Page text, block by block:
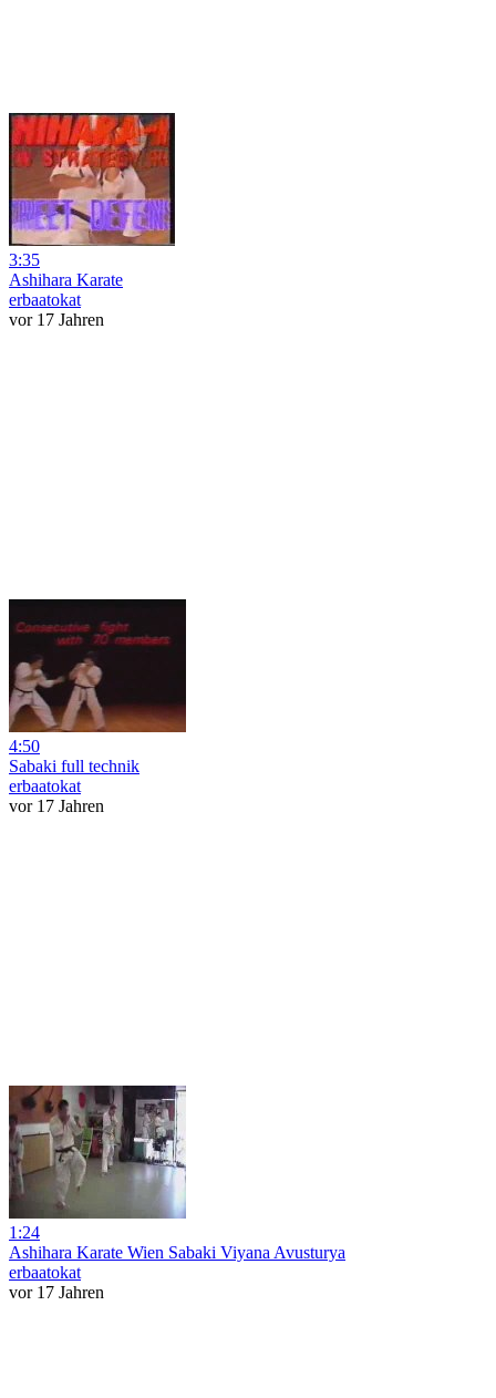
3:35
Ashihara Karate
erbaatokat
vor 17 Jahren
4:50
Sabaki full technik
erbaatokat
vor 17 Jahren
1:24
Ashihara Karate Wien Sabaki Viyana Avusturya
erbaatokat
vor 17 Jahren